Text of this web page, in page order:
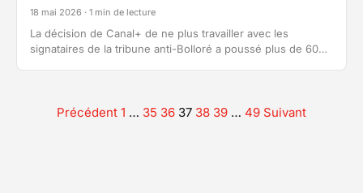
18 mai 2026 · 1 min de lecture
La décision de Canal+ de ne plus travailler avec les
signataires de la tribune anti-Bolloré a poussé plus de 600
Pagination
Précédent 1 … 35 36 37 38 39 … 49 Suivant